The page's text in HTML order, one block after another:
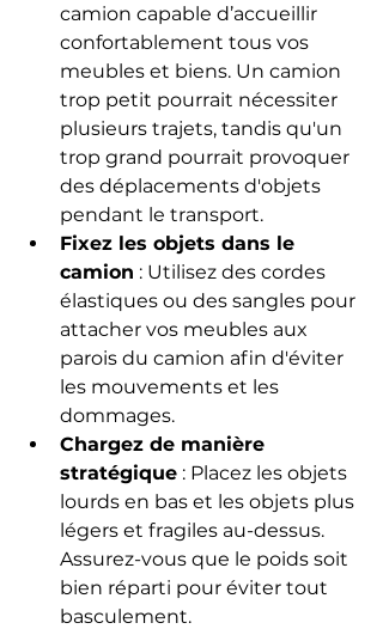
camion capable d’accueillir
confortablement tous vos
meubles et biens. Un camion
trop petit pourrait nécessiter
plusieurs trajets, tandis qu'un
trop grand pourrait provoquer
des déplacements d'objets
pendant le transport.
Fixez les objets dans le
camion : Utilisez des cordes
élastiques ou des sangles pour
attacher vos meubles aux
parois du camion afin d'éviter
les mouvements et les
dommages.
Chargez de manière
stratégique : Placez les objets
lourds en bas et les objets plus
légers et fragiles au-dessus.
Assurez-vous que le poids soit
bien réparti pour éviter tout
basculement.